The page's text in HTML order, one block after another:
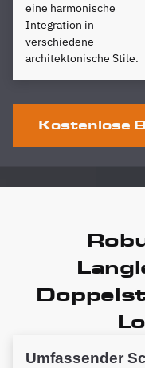
eine harmonische
Integration in
verschiedene
architektonische Stile.
Kostenlose
Umfassender